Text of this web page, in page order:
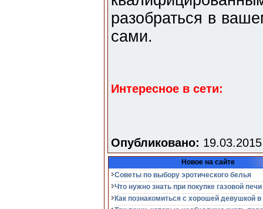
разобраться в
сами.
Интересное в сети:
Опубликовано:
Новое на сайте
Советы по выбору эротического белья
Что нужно знать при покупке газовой печи
Как познакомиться с хорошей девушкой в